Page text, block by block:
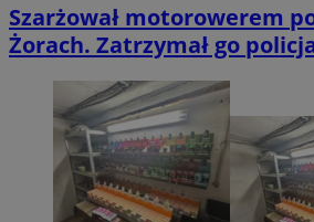
Szarżował motorowerem
Żorach. Zatrzymał go